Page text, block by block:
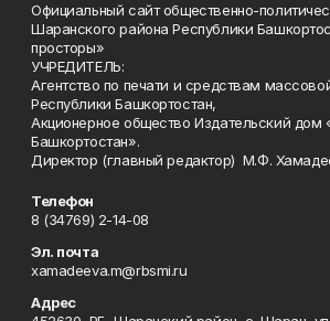
Официальный сайт общественно-
Шаранского района Республики
просторы»
УЧРЕДИТЕЛЬ:
Агентство по печати и средствам
Республики Башкортостан,
Акционерное общество Издательский дом
Башкортостан».
Директор (главный редактор) М.Ф.
Телефон
8 (34769) 2-14-08
Эл. почта
xamadeeva.m@rbsmi.ru
Адрес